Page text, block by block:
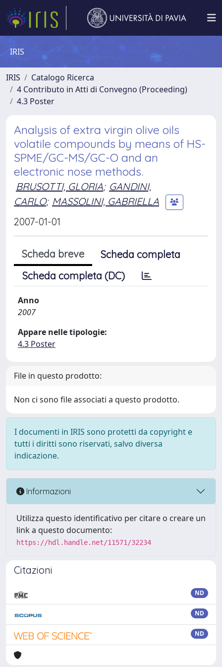
IRIS
IRIS
Catalogo Ricerca
4 Contributo in Atti di Convegno (Proceeding)
4.3 Poster
Analysis of extra virgin olive oils
volatile compounds by means of HS-
SPME/GC-MS/GC-O and an
electronic nose methods.
BRUSOTTI, GLORIA; GANDINI,
CARLO; MASSOLINI, GABRIELLA
2007-01-01
Scheda breve
Scheda completa
Scheda completa (DC)
Anno
2007
Appare nelle tipologie:
4.3 Poster
File in questo prodotto:
Non ci sono file associati a questo prodotto.
I documenti in IRIS sono protetti da copyright e
tutti i diritti sono riservati, salvo diversa
indicazione.
Informazioni
Utilizza questo identificativo per citare o creare un
link a questo documento:
https://hdl.handle.net/11571/32234
Citazioni
ND
ND
ND